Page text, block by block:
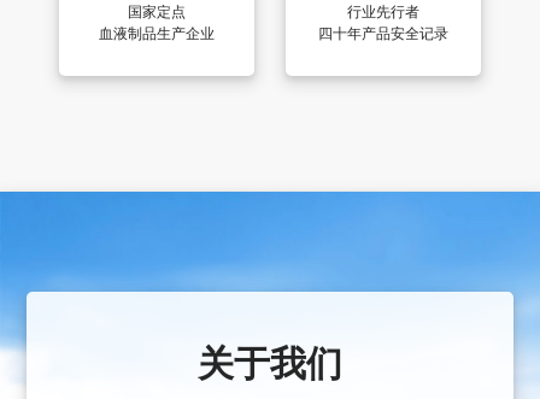
国家定点
血液制品生产企业
行业先行者
四十年产品安全记录
关于我们